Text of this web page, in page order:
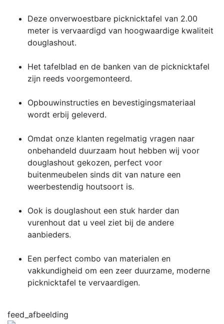
Deze onverwoestbare picknicktafel van 2.00
meter is vervaardigd van hoogwaardige kwaliteit
douglashout.
Het tafelblad en de banken van de picknicktafel
zijn reeds voorgemonteerd.
Opbouwinstructies en bevestigingsmateriaal
wordt erbij geleverd.
Omdat onze klanten regelmatig vragen naar
onbehandeld duurzaam hout hebben wij voor
douglashout gekozen, perfect voor
buitenmeubelen sinds dit van nature een
weerbestendig houtsoort is.
Ook is douglashout een stuk harder dan
vurenhout dat u veel ziet bij de andere
aanbieders.
Een perfect combo van materialen en
vakkundigheid om een zeer duurzame, moderne
picknicktafel te vervaardigen.
feed_afbeelding